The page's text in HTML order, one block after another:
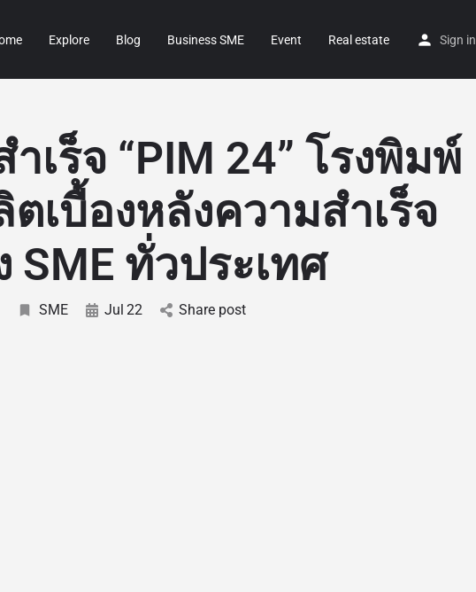
Explore Blog Business SME Event Real estate Sign in
เร็จ “PIM 24” โรงพิมพ์
เบื้องหลังความสำเร็จ
SME ทั่วประเทศ
SME Jul 22 Share post